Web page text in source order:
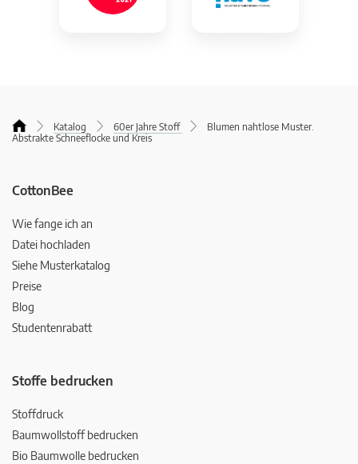
Katalog 60er Jahre Stoff
Blumen nahtlose Muster.
Abstrakte Schneeflocke und Kreis
CottonBee
Wie fange ich an
Datei hochladen
Siehe Musterkatalog
Preise
Blog
Studentenrabatt
Stoffe bedrucken
Stoffdruck
Baumwollstoff bedrucken
Bio Baumwolle bedrucken